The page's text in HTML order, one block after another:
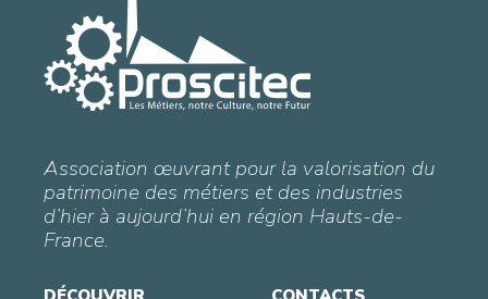
Association œuvrant pour la valorisation du
patrimoine des métiers et des industries
d’hier à aujourd’hui en région Hauts-de-
France.